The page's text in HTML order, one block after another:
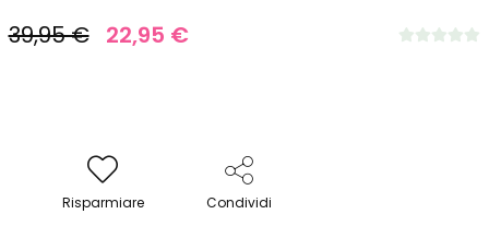
39,95 € 22,95 €
Risparmiare Condividi